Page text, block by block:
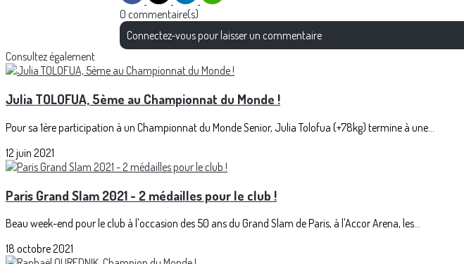
0 commentaire(s)
Connectez-vous pour laisser un commentaire
Consultez également
Julia TOLOFUA, 5ème au Championnat du Monde !
Pour sa 1ère participation à un Championnat du Monde Senior, Julia Tolofua (+78kg) termine à une...
12 juin 2021
Paris Grand Slam 2021 - 2 médailles pour le club !
Beau week-end pour le club à l'occasion des 50 ans du Grand Slam de Paris, à l'Accor Arena, les...
18 octobre 2021